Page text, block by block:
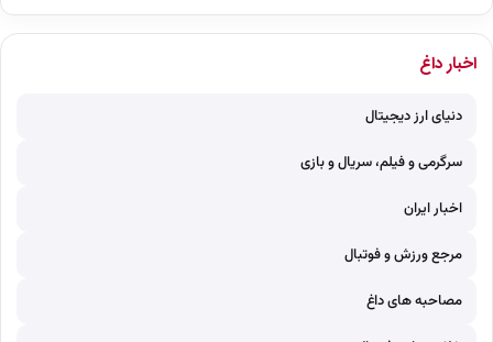
اخبار داغ
دنیای ارز دیجیتال
سرگرمی و فیلم، سریال و بازی
اخبار ایران
مرجع ورزش و فوتبال
مصاحبه های داغ